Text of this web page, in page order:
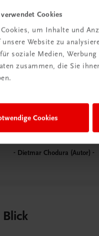
Cookies
um Inhalte und
Website zu
soziale Medien,
zusammen, die Sie
Cookies
großen
Jede Menge
Dietmar Chodura (Autor)
Blick